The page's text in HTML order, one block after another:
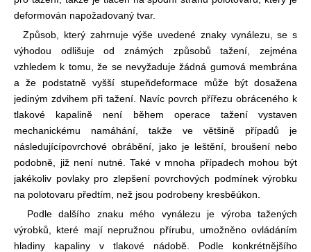
deformován napožadovaný tvar.
Způsob, který zahrnuje výše uvedené znaky vynálezu, se s
výhodou odlišuje od známých způsobů tažení, zejména
vzhledem k tomu, že se nevyžaduje žádná gumová membrána
a že podstatně vyšší stupeňdeformace může být dosažena
jediným zdvihem při tažení. Navíc povrch přířezu obráceného k
tlakové kapalině není během operace tažení vystaven
mechanickému namáhání, takže ve většině případů je
následujícípovrchové obrábění, jako je leštění, broušení nebo
podobně, již není nutné. Také v mnoha případech mohou být
jakékoliv povlaky pro zlepšení povrchových podmínek výrobku
na polotovaru předtím, než jsou podrobeny kresběúkon.
Podle dalšího znaku mého vynálezu je výroba tažených
výrobků, které mají nepružnou přírubu, umožněno ovládáním
hladiny kapaliny v tlakové nádobě. Podle konkrétnějšího